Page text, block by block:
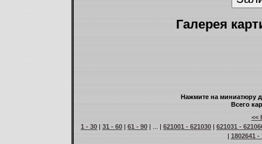
Галерея
Нажмите на миниатюру
Всего
<<
1 - 30 | 31 - 60 | 61 - 90 | ... | 621001 - 621030 | 621031 -
| 1802641 -